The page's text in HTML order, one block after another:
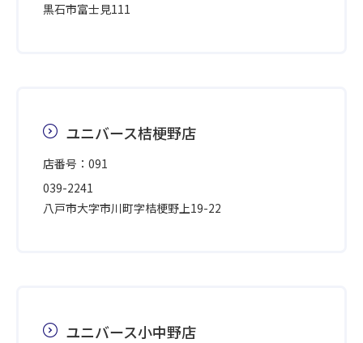
黒石市富士見111
ユニバース桔梗野店
店番号：091
039-2241
八戸市大字市川町字桔梗野上19-22
ユニバース小中野店